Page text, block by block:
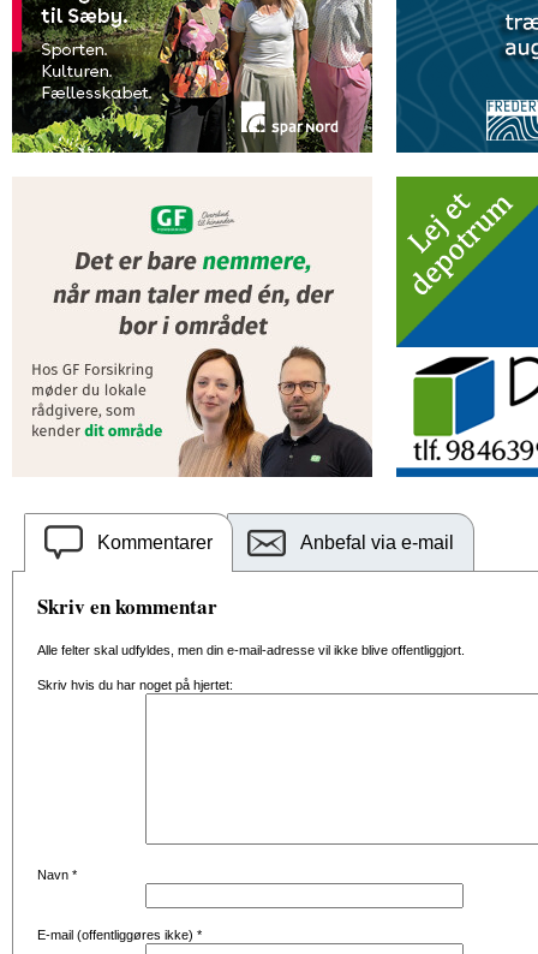
Kommentarer Anbefal via e-mail
Skriv en kommentar
Alle felter skal udfyldes, men din e-mail-adresse vil ikke blive offentliggjort.
Skriv hvis du har noget på hjertet:
Navn *
E-mail (offentliggøres ikke) *